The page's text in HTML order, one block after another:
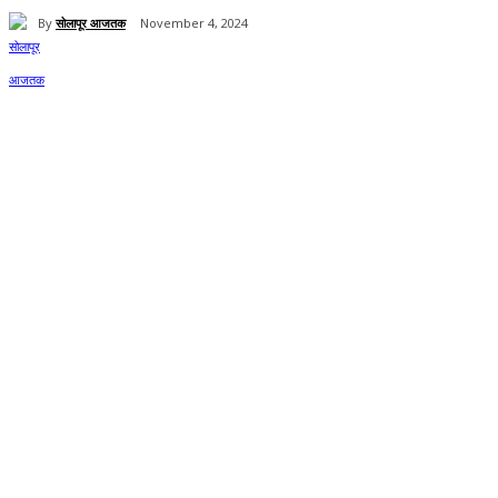
By सोलापूर आजतक November 4, 2024